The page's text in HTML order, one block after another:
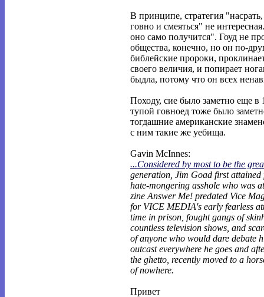
В принципе, стратегия
говно и смеяться" не
оно само получится". Гоуд не
общества, конечно, но он по-
библейские пророки,
своего величия, и попирает
быдла, потому что он всех
Походу, сие было заметно еще
тупой говноед тоже было
тогдашние американские
с ним такие же уебища.
Gavin McInnes:
...Considered by most to be the
generation, Jim Goad first attained
hate-mongering asshole who was
zine Answer Me! predated Vice
for VICE MEDIA's early fearless
time in prison, fought gangs of
countless television shows, and
of anyone who would dare debate
outcast everywhere he goes and
the ghetto, recently moved to a
of nowhere.
Привет